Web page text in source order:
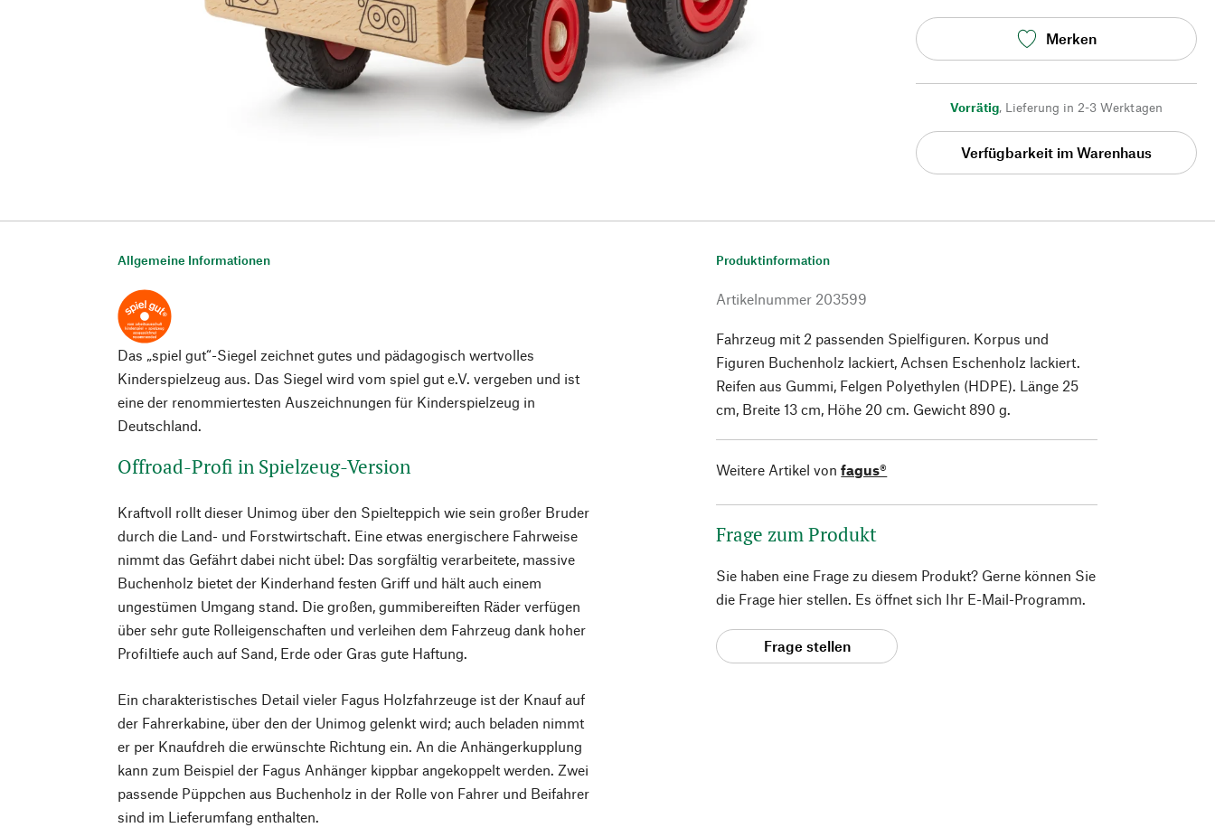
Merken
Vorrätig, Lieferung in 2-3 Werktagen
Verfügbarkeit im Warenhaus
Allgemeine Informationen
Das „spiel gut“-Siegel zeichnet gutes und pädagogisch wertvolles
Kinderspielzeug aus. Das Siegel wird vom spiel gut e.V. vergeben und ist
eine der renommiertesten Auszeichnungen für Kinderspielzeug in
Deutschland.
Offroad-Profi in Spielzeug-Version
Kraftvoll rollt dieser Unimog über den Spielteppich wie sein großer Bruder
durch die Land- und Forstwirtschaft. Eine etwas energischere Fahrweise
nimmt das Gefährt dabei nicht übel: Das sorgfältig verarbeitete, massive
Buchenholz bietet der Kinderhand festen Griff und hält auch einem
ungestümen Umgang stand. Die großen, gummibereiften Räder verfügen
über sehr gute Rolleigenschaften und verleihen dem Fahrzeug dank hoher
Profiltiefe auch auf Sand, Erde oder Gras gute Haftung.
Ein charakteristisches Detail vieler Fagus Holzfahrzeuge ist der Knauf auf
der Fahrerkabine, über den der Unimog gelenkt wird; auch beladen nimmt
er per Knaufdreh die erwünschte Richtung ein. An die Anhängerkupplung
kann zum Beispiel der Fagus Anhänger kippbar angekoppelt werden. Zwei
passende Püppchen aus Buchenholz in der Rolle von Fahrer und Beifahrer
sind im Lieferumfang enthalten.
Produktinformation
Artikelnummer 203599
Fahrzeug mit 2 passenden Spielfiguren. Korpus und
Figuren Buchenholz lackiert, Achsen Eschenholz lackiert.
Reifen aus Gummi, Felgen Polyethylen (HDPE). Länge 25
cm, Breite 13 cm, Höhe 20 cm. Gewicht 890 g.
Weitere Artikel von fagus®
Frage zum Produkt
Sie haben eine Frage zu diesem Produkt? Gerne können Sie
die Frage hier stellen. Es öffnet sich Ihr E-Mail-Programm.
Frage stellen